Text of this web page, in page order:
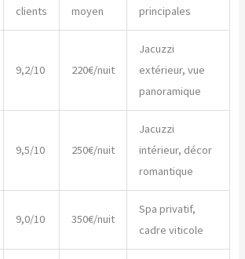
clients
moyen
principales
9,2/10 220€/nuit
Jacuzzi
extérieur, vue
panoramique
9,5/10 250€/nuit
Jacuzzi
intérieur, décor
romantique
9,0/10 350€/nuit
Spa privatif,
cadre viticole